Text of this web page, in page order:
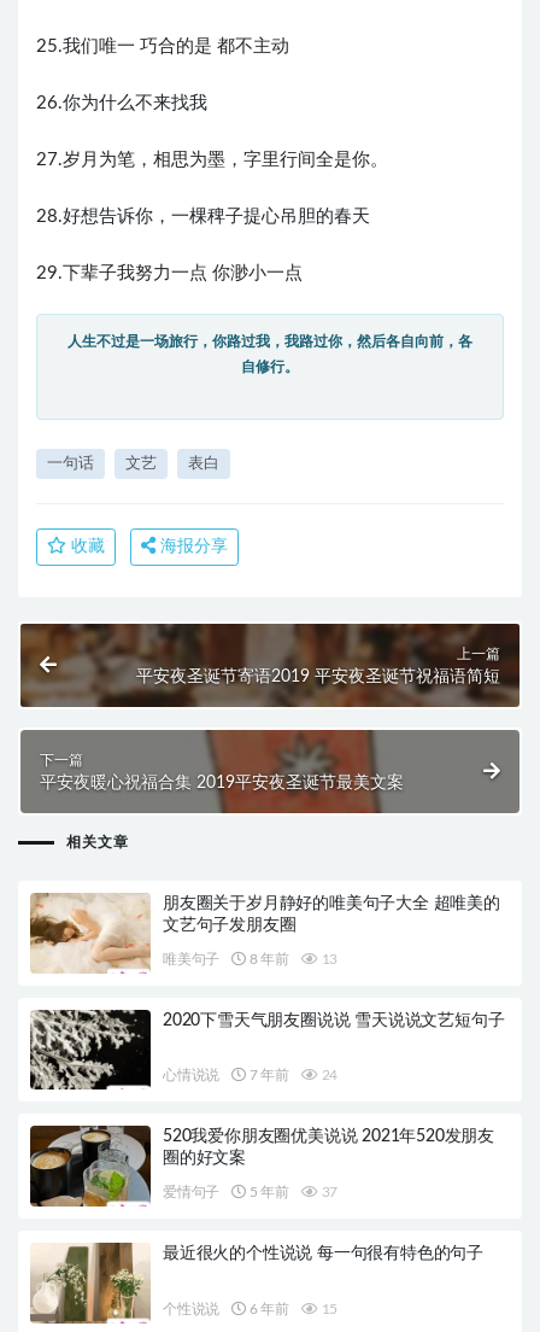
25.我们唯一 巧合的是 都不主动
26.你为什么不来找我
27.岁月为笔，相思为墨，字里行间全是你。
28.好想告诉你，一棵稗子提心吊胆的春天
29.下辈子我努力一点 你渺小一点
人生不过是一场旅行，你路过我，我路过你，然后各自向前，各
自修行。
一句话 文艺 表白
收藏 海报分享
上一篇
平安夜圣诞节寄语2019 平安夜圣诞节祝福语简短
下一篇
平安夜暖心祝福合集 2019平安夜圣诞节最美文案
相关文章
朋友圈关于岁月静好的唯美句子大全 超唯美的
文艺句子发朋友圈
唯美句子 8 年前 13
2020下雪天气朋友圈说说 雪天说说文艺短句子
心情说说 7 年前 24
520我爱你朋友圈优美说说 2021年520发朋友
圈的好文案
爱情句子 5 年前 37
最近很火的个性说说 每一句很有特色的句子
个性说说 6 年前 15